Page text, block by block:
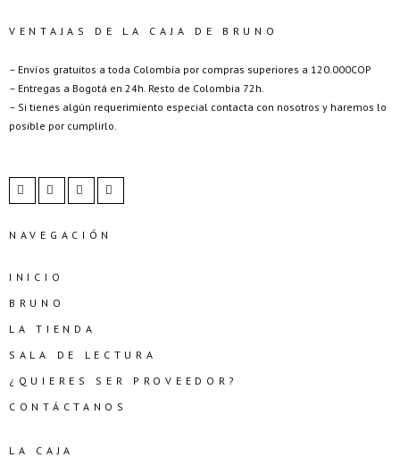
VENTAJAS DE LA CAJA DE BRUNO
– Envíos gratuitos a toda Colombia por compras superiores a 120.000COP
– Entregas a Bogotá en 24h. Resto de Colombia 72h.
– Si tienes algún requerimiento especial contacta con nosotros y haremos lo
posible por cumplirlo.
NAVEGACIÓN
INICIO
BRUNO
LA TIENDA
SALA DE LECTURA
¿QUIERES SER PROVEEDOR?
CONTÁCTANOS
LA CAJA